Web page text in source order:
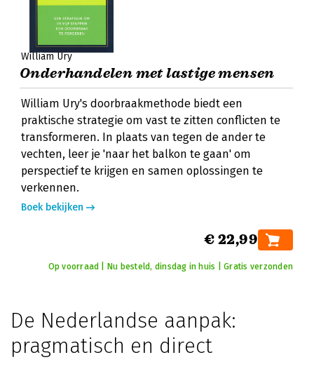
William Ury
Onderhandelen met lastige mensen
William Ury's doorbraakmethode biedt een
praktische strategie om vast te zitten conflicten te
transformeren. In plaats van tegen de ander te
vechten, leer je 'naar het balkon te gaan' om
perspectief te krijgen en samen oplossingen te
verkennen.
Boek bekijken
€ 22,99
Op voorraad | Nu besteld, dinsdag in huis | Gratis verzonden
De Nederlandse aanpak:
pragmatisch en direct